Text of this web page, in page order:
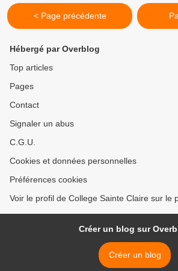
< Page précédente
Hébergé par Overblog
Top articles
Pages
Contact
Signaler un abus
C.G.U.
Cookies et données personnelles
Préférences cookies
Voir le profil de College Sainte Claire sur le
Créer un blog sur
Créer un blog